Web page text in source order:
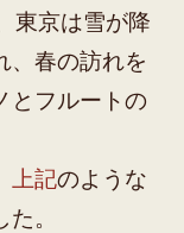
東京は雪が降
、春の訪れを
とフルートの
上記のような
。